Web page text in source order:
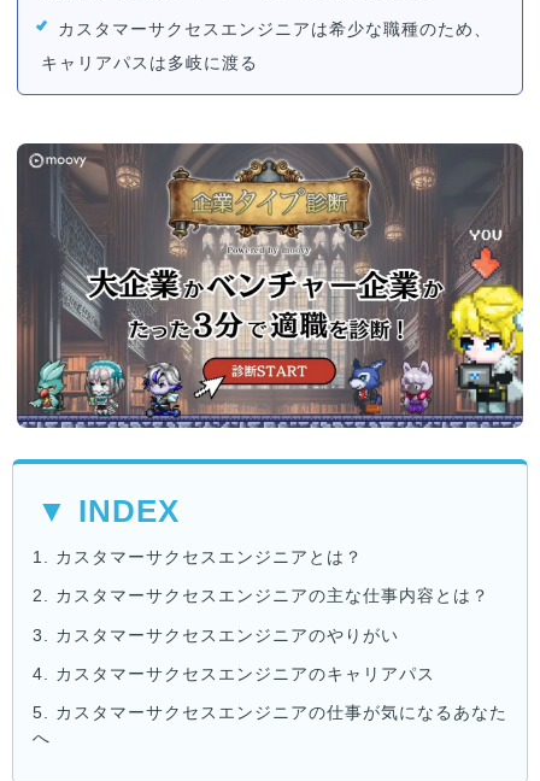
カスタマーサクセスエンジニアは希少な職種のため、
キャリアパスは多岐に渡る
▼ INDEX
1. カスタマーサクセスエンジニアとは？
2. カスタマーサクセスエンジニアの主な仕事内容とは？
3. カスタマーサクセスエンジニアのやりがい
4. カスタマーサクセスエンジニアのキャリアパス
5.
カスタマーサクセスエンジニアの仕事が気になるあなた
へ